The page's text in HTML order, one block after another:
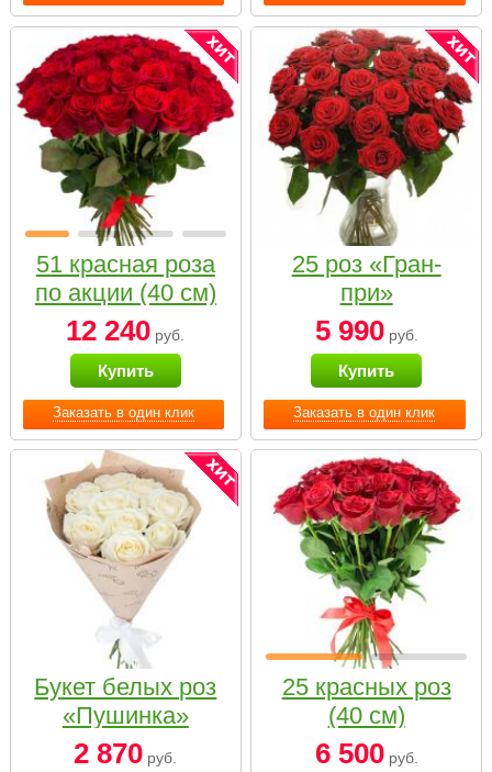
Заказать в один клик
51 красная роза
по акции (40 см)
12 240 руб.
Купить
Заказать в один клик
25 роз «Гран-
при»
5 990руб.
Купить
Букет белых роз
«Пушинка»
2 870 руб.
25 красных роз
(40 см)
6 500руб.